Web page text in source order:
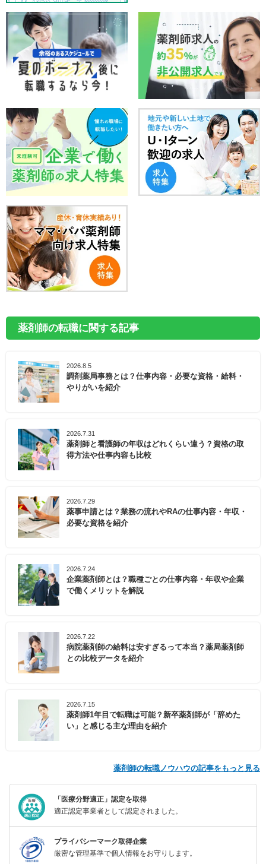
薬剤師の転職に関する記事
2026.8.5
調剤薬局事務とは？仕事内容・必要な資格・給料・
やりがいを紹介
2026.7.31
薬剤師と看護師の年収はどれくらい違う？資格の取
得方法や仕事内容も比較
2026.7.29
薬事申請とは？業務の流れやRAの仕事内容・年収・
必要な資格を紹介
2026.7.24
企業薬剤師とは？職種ごとの仕事内容・年収や企業
で働くメリットを解説
2026.7.22
病院薬剤師の給料は安すぎるって本当？薬局薬剤師
との比較データを紹介
2026.7.15
薬剤師1年目で転職は可能？新卒薬剤師が「辞めた
い」と感じる主な理由を紹介
薬剤師の転職ノウハウの記事をもっと見る
「医療分野適正」認定を取得
適正認定事業者として認定されました。
プライバシーマーク取得企業
厳密な管理基準で個人情報をお守りします。